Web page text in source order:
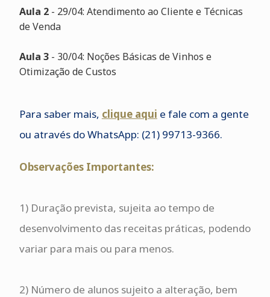
Aula 2 - 29/04: Atendimento ao Cliente e Técnicas
de Venda
Aula 3- 30/04: Noções Básicas de Vinhos e
Otimização de Custos
Para saber mais, clique aqui e fale com a gente
ou através do WhatsApp: (21) 99713-9366.
Observações Importantes:
1) Duração prevista, sujeita ao tempo de
desenvolvimento das receitas práticas, podendo
variar para mais ou para menos.
2) Número de alunos sujeito a alteração, bem